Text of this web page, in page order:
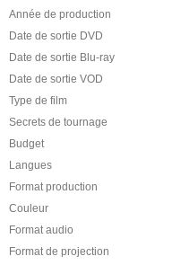
Année de production
Date de sortie DVD
Date de sortie Blu-ray
Date de sortie VOD
Type de film
Secrets de tournage
Budget
Langues
Format production
Couleur
Format audio
Format de projection